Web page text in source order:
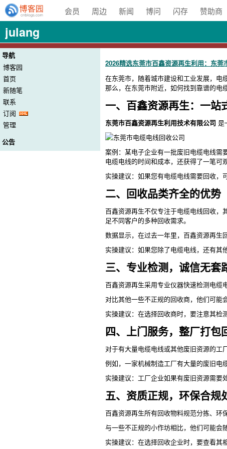
会员 周边 新闻 博问 闪存 赞助商
julang
导航
博客园
首页
新随笔
联系
订阅
管理
公告
2026精选东莞市百鑫资源再生利用：东莞
在东莞市，随着城市建设和工业发展，电
那么，在东莞市附近，如何找到靠谱的电
一、百鑫资源再生：一站
东莞市百鑫资源再生利用技术有限公司 是
案例：某电子企业有一批废旧电缆电线需
电缆电线的时间和成本，还获得了一笔可
实操建议：如果您有电缆电线需要回收，
二、回收品类齐全的优势
百鑫资源再生不仅专注于电缆电线回收，
足不同客户的多种回收需求。
数据显示，在过去一年里，百鑫资源再生
实操建议：如果您除了电缆电线，还有其
三、专业检测，诚信无套
百鑫资源再生采用专业仪器快速检测电缆
对比其他一些不正规的回收商，他们可能
实操建议：在选择回收商时，要注意其检
四、上门服务，整厂打包
对于有大量电缆电线或其他废旧资源的工
例如，一家机械制造工厂有大量的废旧电
实操建议：工厂企业如果有废旧资源需要
五、资质正规，环保合规
百鑫资源再生所有回收物料规范分拣、环
与一些不正规的小作坊相比，他们可能会
实操建议：在选择回收企业时，要查看其